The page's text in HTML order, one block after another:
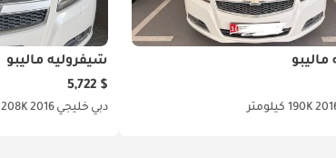
190K كيلومتر
شيفروليه ماليبو
$ 5,722
دبي خليجي 2016208K كيلومتر